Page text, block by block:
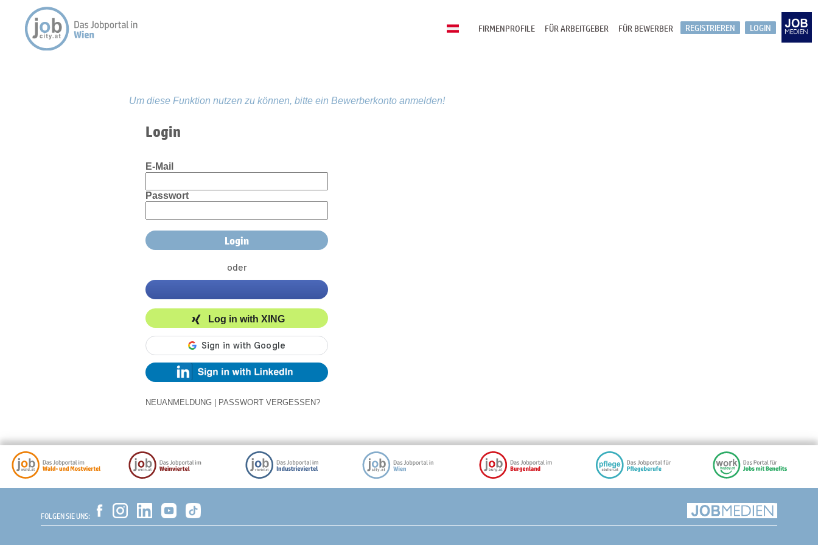
LOGIN
REGISTRIEREN
FÜR BEWERBER
FÜR ARBEITGEBER
FIRMENPROFILE
Um diese Funktion nutzen zu können, bitte ein Bewerberkonto anmelden!
Login
E-Mail
Passwort
oder
Log in with XING
NEUANMELDUNG PASSWORT VERGESSEN?
FOLGEN SIE UNS: